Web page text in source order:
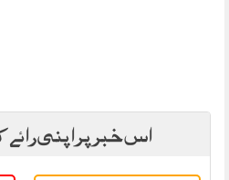
اس خبر پر اپنی